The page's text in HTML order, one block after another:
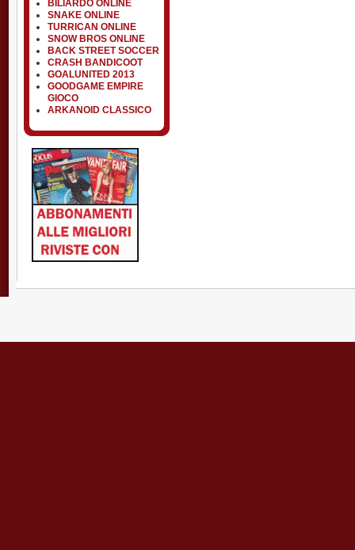
BILIARDO ONLINE
SNAKE ONLINE
TURRICAN ONLINE
SNOW BROS ONLINE
BACK STREET SOCCER
CRASH BANDICOOT
GOALUNITED 2013
GOODGAME EMPIRE
GIOCO
ARKANOID CLASSICO